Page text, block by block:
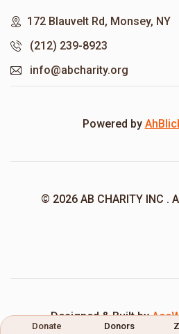
172 Blauvelt Rd, Monsey, NY
(212) 239-8923
info@abcharity.org
Powered by
© 2026 AB CHARITY INC .
Designed & Built by
Donate Donors